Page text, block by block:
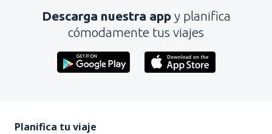
Descarga nuestra app y planifica
cómodamente tus viajes
Planifica tu viaje